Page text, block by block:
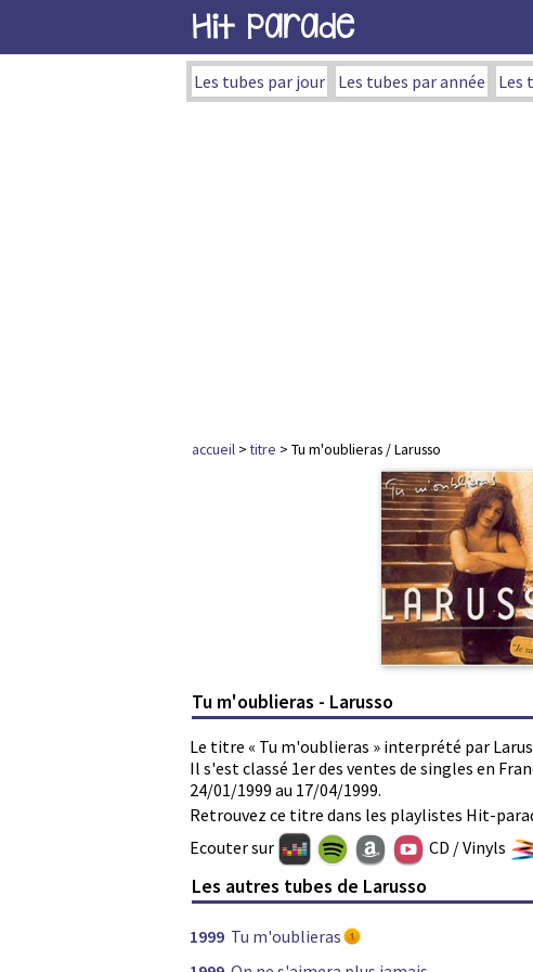
Hit Parade
Les tubes par jour Les tubes par année Les
accueil >titre > Tu m'oublieras / Larusso
Tu m'oublieras - Larusso
Le titre « Tu m'oublieras » interprété par
Il s'est classé 1er des ventes de singles en
24/01/1999 au 17/04/1999.
Retrouvez ce titre dans les playlistes Hit-
Ecouter sur CD / Vinyls
Les autres tubes de Larusso
1999 Tu m'oublieras